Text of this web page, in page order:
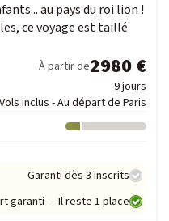
Escursia
des voyages du vivant
au pays du roi lion !
ce voyage est taillé
À partir de2980 €
9 jours
Vols inclus - Au départ de Paris
Garanti dès 3 inscrits
garanti — Il reste 1 place